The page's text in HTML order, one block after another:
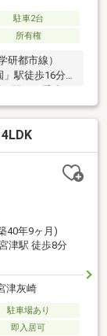
駐車2台
所有権
研都市線）
」駅徒歩16分
駅バス乗車6
な線「学研奈
ス停徒歩4分
あり☆平成25
リビング上部
る）☆ＷＯＯ
40年9ヶ月)
津駅 徒歩8分
津灰崎
駐車場あり
即入居可